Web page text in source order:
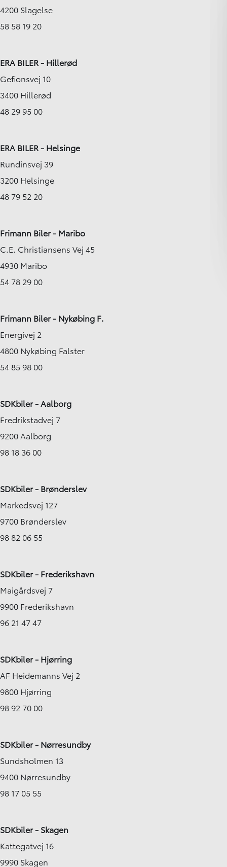
4200 Slagelse
58 58 19 20
ERA BILER - Hillerød
Gefionsvej 10
3400 Hillerød
48 29 95 00
ERA BILER - Helsinge
Rundinsvej 39
3200 Helsinge
48 79 52 20
Frimann Biler - Maribo
C.E. Christiansens Vej 45
4930 Maribo
54 78 29 00
Frimann Biler - Nykøbing F.
Energivej 2
4800 Nykøbing Falster
54 85 98 00
SDKbiler - Aalborg
Fredrikstadvej 7
9200 Aalborg
98 18 36 00
SDKbiler - Brønderslev
Markedsvej 127
9700 Brønderslev
98 82 06 55
SDKbiler - Frederikshavn
Maigårdsvej 7
9900 Frederikshavn
96 21 47 47
SDKbiler - Hjørring
AF Heidemanns Vej 2
9800 Hjørring
98 92 70 00
SDKbiler - Nørresundby
Sundsholmen 13
9400 Nørresundby
98 17 05 55
SDKbiler - Skagen
Kattegatvej 16
9990 Skagen